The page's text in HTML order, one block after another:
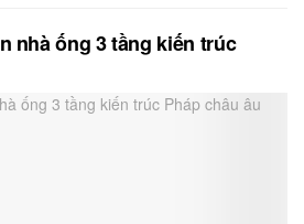
nhà ống 3 tầng kiến trúc